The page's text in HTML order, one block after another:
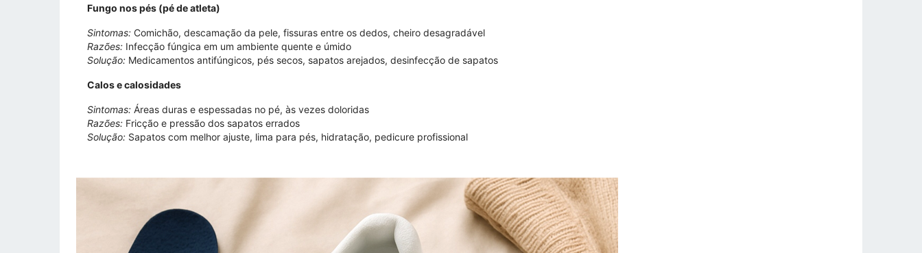
Fungo nos pés (pé de atleta)
Sintomas: Comichão, descamação da pele, fissuras entre os dedos, cheiro desagradável
Razões: Infecção fúngica em um ambiente quente e úmido
Solução: Medicamentos antifúngicos, pés secos, sapatos arejados, desinfecção de sapatos
Calos e calosidades
Sintomas: Áreas duras e espessadas no pé, às vezes doloridas
Razões: Fricção e pressão dos sapatos errados
Solução: Sapatos com melhor ajuste, lima para pés, hidratação, pedicure profissional